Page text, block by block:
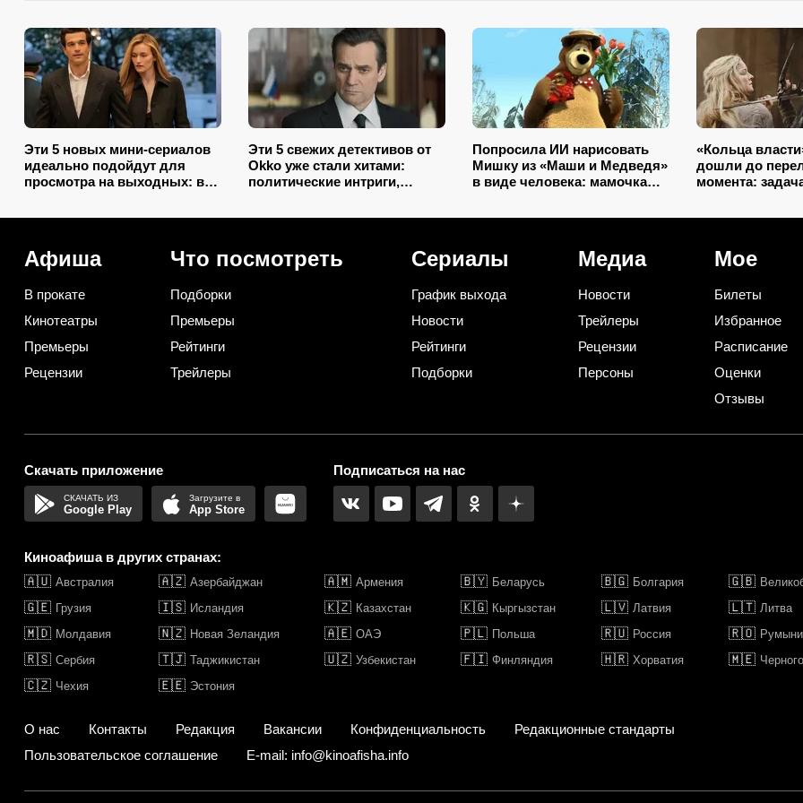
Эти 5 новых мини-сериалов
идеально подойдут для
просмотра на выходных: в
Эти 5 свежих детективов от
Okko уже стали хитами:
политические интриги,
Попросила ИИ нарисовать
Мишку из «Маши и Медведя»
в виде человека: мамочкам
«Кольца
дошли до
момента:
Афиша
В прокате
Кинотеатры
Премьеры
Рецензии
Что посмотреть
Подборки
Премьеры
Рейтинги
Трейлеры
Сериалы
График выхода
Новости
Рейтинги
Подборки
Медиа
Новости
Трейлеры
Рецензии
Персоны
Мое
Билеты
Избранное
Расписание
Оценки
Отзывы
Скачать приложение
Google Play App Store
Подписаться на нас
Киноафиша в других странах:
🇦🇺 Австралия 🇦🇿 Азербайджан 🇦🇲 Армения 🇧🇾 Беларусь 🇧🇬 Болгария 🇬🇧
🇬🇪 Грузия 🇮🇸 Исландия 🇰🇿 Казахстан 🇰🇬 Кыргызстан 🇱🇻 Латвия 🇱🇹 Литва
🇲🇩 Молдавия 🇳🇿 Новая Зеландия 🇦🇪 ОАЭ 🇵🇱 Польша 🇷🇺 Россия 🇷🇴
🇷🇸 Сербия 🇹🇯 Таджикистан 🇺🇿 Узбекистан 🇫🇮 Финляндия 🇭🇷 Хорватия 🇲🇪
🇨🇿 Чехия 🇪🇪 Эстония
О нас Контакты Редакция Вакансии Конфиденциальность
Редакционные стандарты
Пользовательское соглашение
E-mail: info@kinoafisha.info